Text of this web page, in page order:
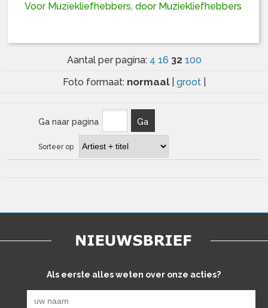
Voor Muziekliefhebbers, door Muziekliefhebbers
Aantal per pagina: 4 16 32 100
Foto formaat: normaal groot
Ga naar pagina Ga
Sorteer op
Als eerste alles weten over onze acties?